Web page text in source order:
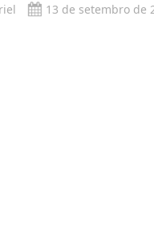
13 de setembro de